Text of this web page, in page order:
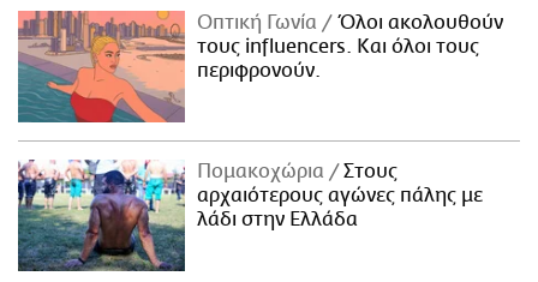
Οπτική Γωνία
Όλοι ακολουθούν
τους influencers. Και όλοι τους
περιφρονούν.
Πομακοχώρια
Στους
αρχαιότερους αγώνες πάλης με
λάδι στην Ελλάδα